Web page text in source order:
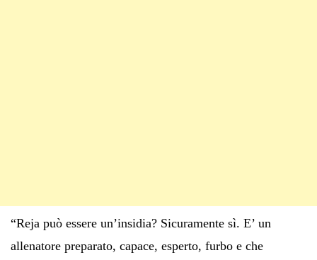
“Reja può essere un’insidia? Sicuramente sì. E’ un
allenatore preparato, capace, esperto, furbo e che